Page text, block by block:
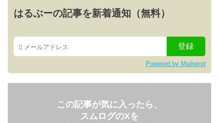
はるぶーの記事を新着通知（無料）
Powered by Mailwind
この記事が気に入ったら、
スムログのXを